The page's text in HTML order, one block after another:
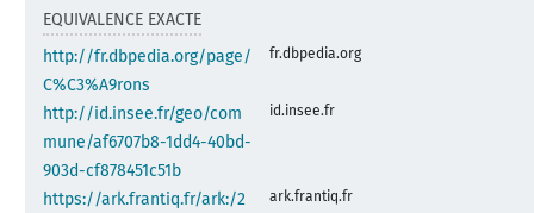
EQUIVALENCE EXACTE
http://fr.dbpedia.org/page/
C%C3%A9rons
fr.dbpedia.org
http://id.insee.fr/geo/com
mune/af6707b8-1dd4-40bd-
903d-cf878451c51b
id.insee.fr
https://ark.frantiq.fr/ark:/2
ark.frantiq.fr